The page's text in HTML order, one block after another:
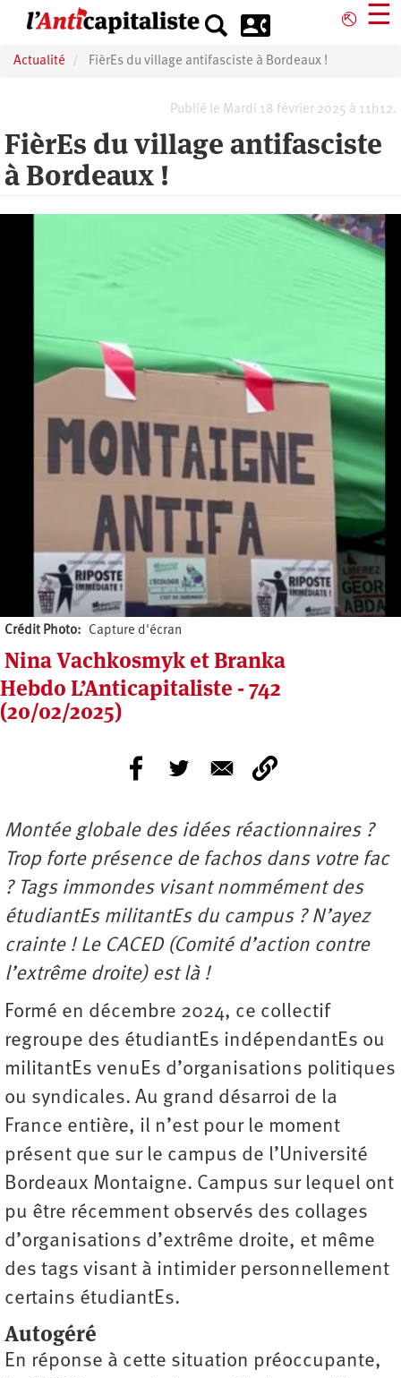
principal
⎋ ☰
Actualité FièrEs du village antifasciste à Bordeaux !
Publié le Mardi 18 février 2025 à 11h12.
FièrEs du village antifasciste
à Bordeaux !
Crédit Photo Capture d'écran
Nina Vachkosmyk et Branka
Hebdo L’Anticapitaliste - 742
(20/02/2025)
Montée globale des idées réactionnaires ?
Trop forte présence de fachos dans votre fac
? Tags immondes visant nommément des
étudiantEs militantEs du campus ? N’ayez
crainte ! Le CACED (Comité d’action contre
l’extrême droite) est là !
Formé en décembre 2024, ce collectif
regroupe des étudiantEs indépendantEs ou
militantEs venuEs d’organisations politiques
ou syndicales. Au grand désarroi de la
France entière, il n’est pour le moment
présent que sur le campus de l’Université
Bordeaux Montaigne. Campus sur lequel ont
pu être récemment observés des collages
d’organisations d’extrême droite, et même
des tags visant à intimider personnellement
certains étudiantEs.
Autogéré
En réponse à cette situation préoccupante,